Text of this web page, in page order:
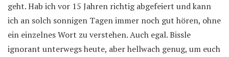
geht. Hab ich vor 15 Jahren richtig abgefeiert und kann
ich an solch sonnigen Tagen immer noch gut hören, ohne
ein einzelnes Wort zu verstehen. Auch egal. Bissle
ignorant unterwegs heute, aber hellwach genug, um euch